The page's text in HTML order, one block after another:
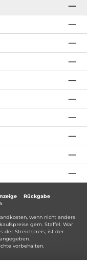
Rückgabe
, wenn nicht anders
gem. Staffel. War
der Streichpreis, ist der
vorbehalten.